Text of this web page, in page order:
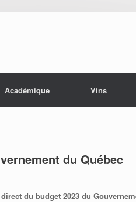
Académique Vins
du Québec
du budget 2023 du